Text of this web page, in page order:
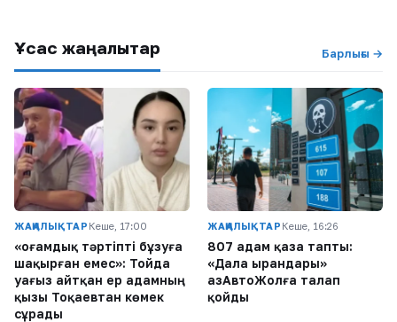
Ұқсас жаңалықтар Барлығы →
ЖАҢАЛЫҚТАР Кеше, 17:00
«Қоғамдық тәртіпті бұзуға
шақырған емес»: Тойда
уағыз айтқан ер адамның
қызы Тоқаевтан көмек
сұрады
ЖАҢАЛЫҚТАР Кеше, 16:26
807 адам қаза тапты:
«Дала Қырандары»
ҚазАвтоЖолға талап
қойды